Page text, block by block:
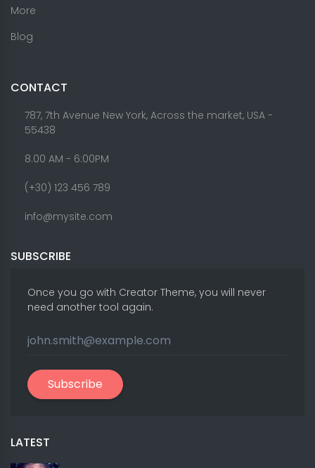
More
Blog
CONTACT
787, 7th Avenue New York, Across the market, USA -
55438
8.00 AM - 6:00PM
(+30) 123 456 789
info@mysite.com
SUBSCRIBE
Once you go with Creator Theme, you will never
need another tool again.
Subscribe
LATEST